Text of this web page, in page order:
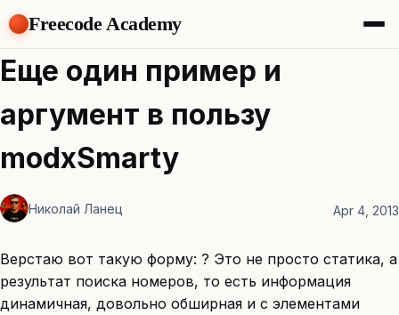
Freecode Academy
About
Members
Offers
Projects
Tasks
Get Access
Еще один пример и
аргумент в пользу
modxSmarty
Николай Ланец Apr 4, 2013
Верстаю вот такую форму: ? Это не просто статика, а
результат поиска номеров, то есть информация
динамичная, довольно обширная и с элементами